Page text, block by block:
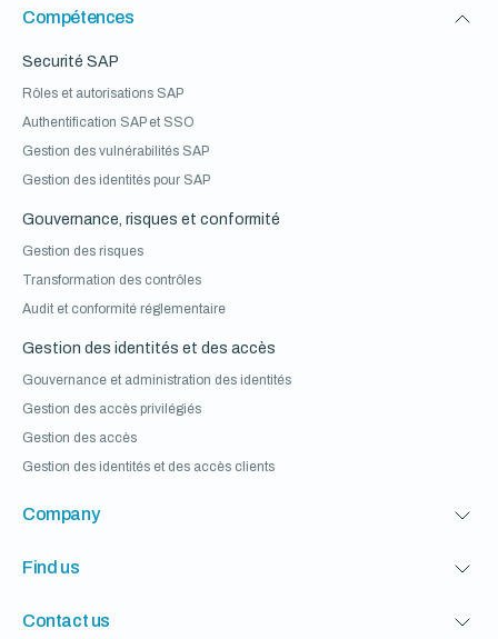
Compétences
Securité SAP
Rôles et autorisations SAP
Authentification SAP et SSO
Gestion des vulnérabilités SAP
Gestion des identités pour SAP
Gouvernance, risques et conformité
Gestion des risques
Transformation des contrôles
Audit et conformité réglementaire
Gestion des identités et des accès
Gouvernance et administration des identités
Gestion des accès privilégiés
Gestion des accès
Gestion des identités et des accès clients
Company
Find us
Contact us